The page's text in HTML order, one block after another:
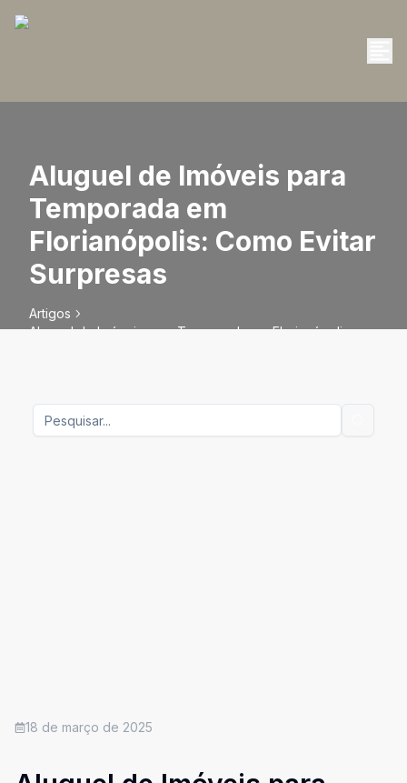
Aluguel de Imóveis para
Temporada em
Florianópolis: Como Evitar
Surpresas
Artigos
Aluguel de Imóveis para Temporada em Florianópolis:
18 de março de 2025